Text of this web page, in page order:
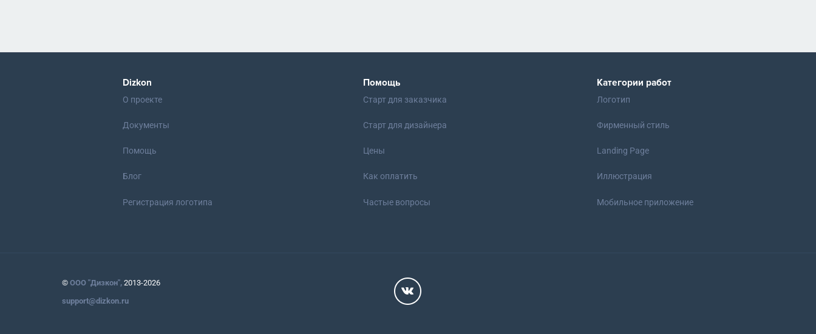
Dizkon
О проекте
Документы
Помощь
Блог
Регистрация логотипа
Помощь
Старт для заказчика
Старт для дизайнера
Цены
Как оплатить
Частые вопросы
Категории работ
Логотип
Фирменный стиль
Landing Page
Иллюстрация
Мобильное приложение
© ООО "Дизкон", 2013-2026
support@dizkon.ru